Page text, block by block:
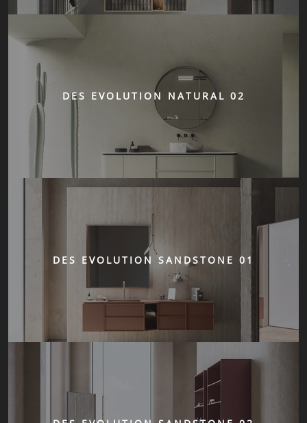
DES EVOLUTION NATURAL 02
DES EVOLUTION SANDSTONE 01